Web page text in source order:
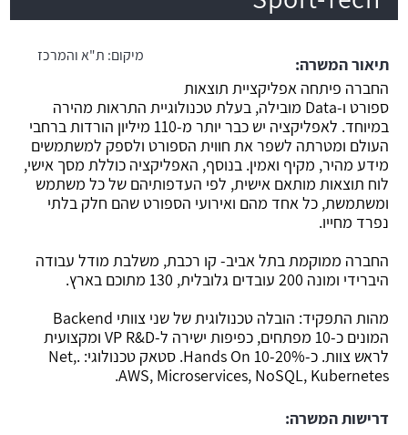
מיקום: ת"א והמרכז
תיאור המשרה:
החברה פיתחה אפליקציית תוצאות
ספורט ו-Data מובילה, בעלת טכנולוגיית התראות מהירה
במיוחד. לאפליקציה יש כבר יותר מ-110 מיליון הורדות ברחבי
העולם ומטרתה לשפר את חווית הספורט ולספק למשתמשים
מידע מהיר, מקיף ואמין. בנוסף, האפליקציה כוללת מסך אישי,
לוח תוצאות מותאם אישית, לפי העדפותיהם של כל משתמש
ומשתמשת, כל אחד מהם ואירועי הספורט שהם חלק בלתי
נפרד מחייו.
החברה ממוקמת בתל אביב- קו רכבת, משלבת מודל עבודה
היברידי ומונה 200 עובדים גלובלית, 130 מתוכם בארץ.
מהות התפקיד: הובלה טכנולוגית של שני צוותי Backend
המונים כ-10 מפתחים, כפיפות ישירה ל-VP R&D ומקצועית
לראש צוות. כ-10-20% Hands On. סטאק טכנולוגי: .Net,
AWS, Microservices, NoSQL, Kubernetes.
דרישות המשרה: